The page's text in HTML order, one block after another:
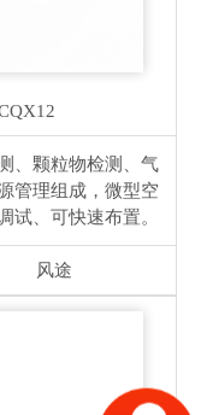
、颗粒物检测、气
管理组成，微型空
试、可快速布置。
风途